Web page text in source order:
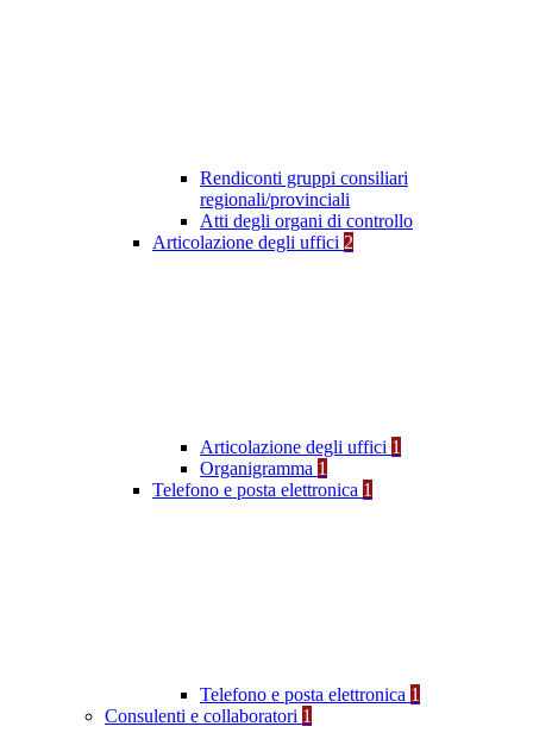
Rendiconti gruppi consiliari
regionali/provinciali
Atti degli organi di controllo
Articolazione degli uffici 2
Articolazione degli uffici 1
Organigramma 1
Telefono e posta elettronica 1
Telefono e posta elettronica 1
Consulenti e collaboratori 1